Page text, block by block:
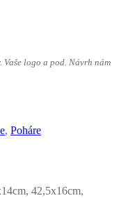
logo a pod. Návrh nám
, Poháre
42,5x16cm,